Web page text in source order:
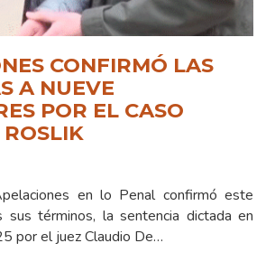
CONFIRMÓ LAS
A NUEVE
POR EL CASO
en lo Penal confirmó este
sus términos, la sentencia dictada en
por el juez Claudio De…